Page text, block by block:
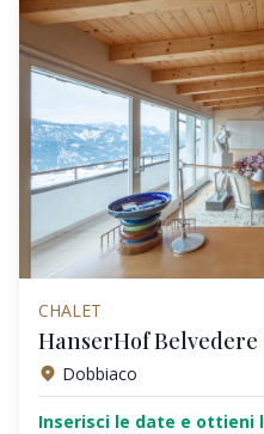
CHALET
HanserHof
Dobbiaco
Inserisci le date e ottieni